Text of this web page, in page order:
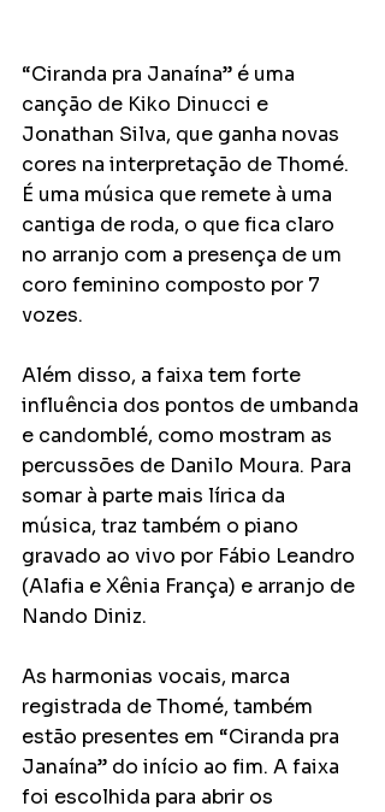
“Ciranda pra Janaína” é uma
canção de Kiko Dinucci e
Jonathan Silva, que ganha novas
cores na interpretação de Thomé.
É uma música que remete à uma
cantiga de roda, o que fica claro
no arranjo com a presença de um
coro feminino composto por 7
vozes.
Além disso, a faixa tem forte
influência dos pontos de umbanda
e candomblé, como mostram as
percussões de Danilo Moura. Para
somar à parte mais lírica da
música, traz também o piano
gravado ao vivo por Fábio Leandro
(Alafia e Xênia França) e arranjo de
Nando Diniz.
As harmonias vocais, marca
registrada de Thomé, também
estão presentes em “Ciranda pra
Janaína” do início ao fim. A faixa
foi escolhida para abrir os